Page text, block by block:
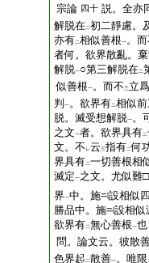
宗論 四十 説。全亦
解脱在二初二靜慮。
亦有二相似善根一。
者何。欲界散亂。
解脱一○第三解脱在二
似善根一。而不三立爲
判 一。欲界有二相似
脱。滅受想解脱一。
之文一者。欲界具有二
文。不 レ云三指有二何
界具有二一切善根相
滅定一之文。尤似難
界一中。施
設相似
勝品中。施
設相似
欲界有二無心善根一也
問。論文云。彼散
色界起 二散善一。唯限